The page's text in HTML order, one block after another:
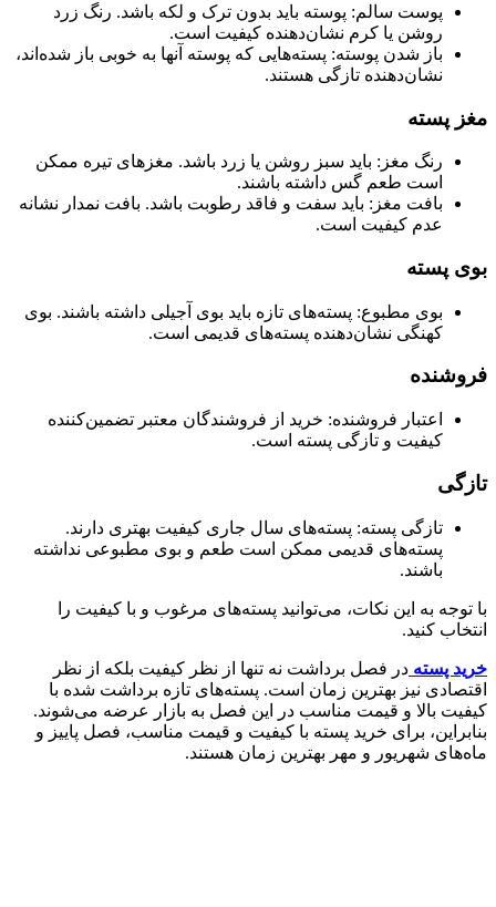
پوست سالم: پوسته باید بدون ترک و لکه باشد. رنگ زرد
روشن یا کرم نشان‌دهنده کیفیت است.
باز شدن پوسته: پسته‌هایی که پوسته آنها به خوبی باز شده‌اند،
نشان‌دهنده تازگی هستند.
مغز پسته
رنگ مغز: باید سبز روشن یا زرد باشد. مغزهای تیره ممکن
است طعم گس داشته باشند.
بافت مغز: باید سفت و فاقد رطوبت باشد. بافت نمدار نشانه
عدم کیفیت است.
بوی پسته
بوی مطبوع: پسته‌های تازه باید بوی آجیلی داشته باشند. بوی
کهنگی نشان‌دهنده پسته‌های قدیمی است.
فروشنده
اعتبار فروشنده: خرید از فروشندگان معتبر تضمین‌کننده
کیفیت و تازگی پسته است.
تازگی
تازگی پسته: پسته‌های سال جاری کیفیت بهتری دارند.
پسته‌های قدیمی ممکن است طعم و بوی مطبوعی نداشته
باشند.
با توجه به این نکات، می‌توانید پسته‌های مرغوب و با کیفیت را
انتخاب کنید.
خرید پسته در فصل برداشت نه تنها از نظر کیفیت بلکه از نظر
اقتصادی نیز بهترین زمان است. پسته‌های تازه برداشت شده با
کیفیت بالا و قیمت مناسب در این فصل به بازار عرضه می‌شوند.
بنابراین، برای خرید پسته با کیفیت و قیمت مناسب، فصل پاییز و
ماه‌های شهریور و مهر بهترین زمان هستند.